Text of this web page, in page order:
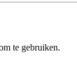
te gebruiken.